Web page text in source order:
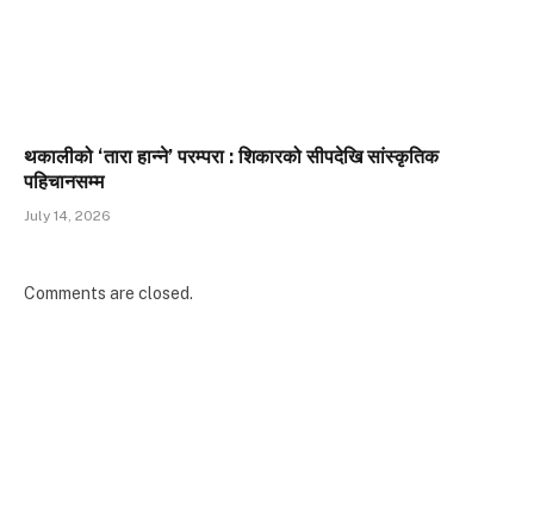
थकालीको ‘तारा हान्ने’ परम्परा : शिकारको सीपदेखि सांस्कृतिक
पहिचानसम्म
July 14, 2026
Comments are closed.